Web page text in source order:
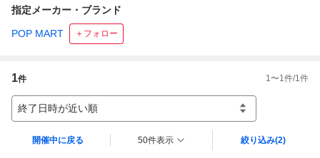
指定メーカー・ブランド
POP MART ＋フォロー
1件 1 〜1 件/1 件
終了日時が近い順
開催中に戻る 50件表示 絞り込み(2)